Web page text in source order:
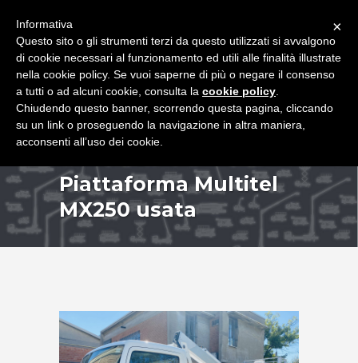
Piattaforma Multitel
MX250 usata
×
Informativa
Questo sito o gli strumenti terzi da questo utilizzati si avvalgono
di cookie necessari al funzionamento ed utili alle finalità illustrate
nella cookie policy. Se vuoi saperne di più o negare il consenso
a tutti o ad alcuni cookie, consulta la cookie policy
Chiudendo questo banner, scorrendo questa pagina, cliccando
su un link o proseguendo la navigazione in altra maniera,
acconsenti all’uso dei cookie.